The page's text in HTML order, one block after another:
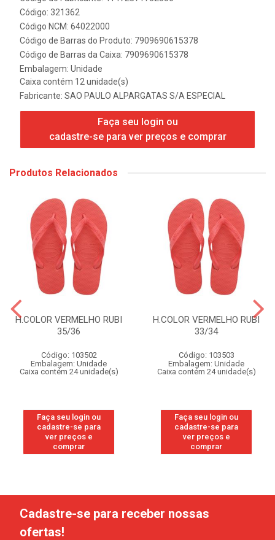
Código: 321362
Código NCM: 64022000
Código de Barras do Produto: 7909690615378
Código de Barras da Caixa: 7909690615378
Embalagem: Unidade
Caixa contém 12 unidade(s)
Fabricante: SAO PAULO ALPARGATAS S/A ESPECIAL
Faça seu login ou
cadastre-se para ver preços e comprar
Produtos Relacionados
H.COLOR VERMELHO RUBI
35/36
Código: 103502
Embalagem: Unidade
Caixa contém 24 unidade(s)
Faça seu login ou
cadastre-se para
ver preços e
comprar
H.COLOR VERMELHO RUBI
33/34
Código: 103503
Embalagem: Unidade
Caixa contém 24 unidade(s)
Faça seu login ou
cadastre-se para
ver preços e
comprar
Cadastre-se para receber nossas
ofertas!